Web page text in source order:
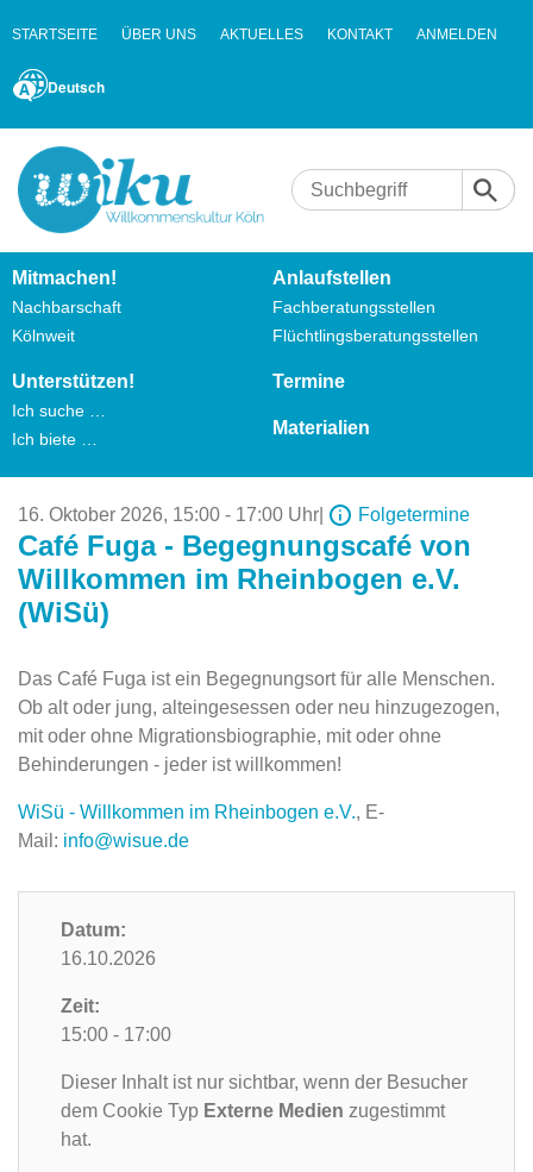
STARTSEITE ÜBER UNS AKTUELLES KONTAKT ANMELDEN
Deutsch
Mitmachen!
Nachbarschaft
Kölnweit
Anlaufstellen
Fachberatungsstellen
Flüchtlingsberatungsstellen
Unterstützen!
Ich suche …
Ich biete …
Termine
Materialien
16. Oktober 2026, 15:00 - 17:00 Uhr Folgetermine
Café Fuga - Begegnungscafé von
Willkommen im Rheinbogen e.V.
(WiSü)
Das Café Fuga ist ein Begegnungsort für alle Menschen.
Ob alt oder jung, alteingesessen oder neu hinzugezogen,
mit oder ohne Migrationsbiographie, mit oder ohne
Behinderungen - jeder ist willkommen!
WiSü - Willkommen im Rheinbogen e.V., E-
Mail: info@wisue.de
Datum:
16.10.2026
Zeit:
15:00 - 17:00
Dieser Inhalt ist nur sichtbar, wenn der Besucher
dem Cookie Typ Externe Medien zugestimmt
hat.